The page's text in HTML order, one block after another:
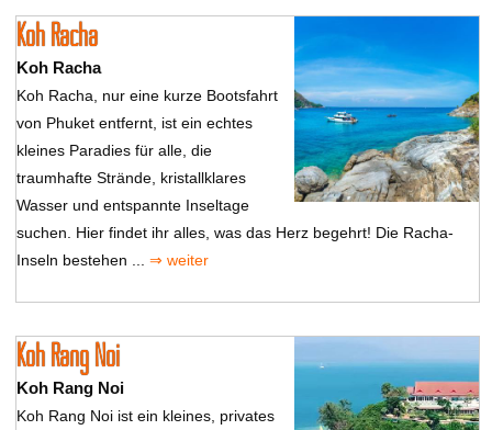
Koh Racha
Koh Racha
Koh Racha, nur eine kurze Bootsfahrt
von Phuket entfernt, ist ein echtes
kleines Paradies für alle, die
traumhafte Strände, kristallklares
Wasser und entspannte Inseltage
suchen. Hier findet ihr alles, was das Herz begehrt! Die Racha-
Inseln bestehen ... ⇒ weiter
Koh Rang Noi
Koh Rang Noi
Koh Rang Noi ist ein kleines, privates